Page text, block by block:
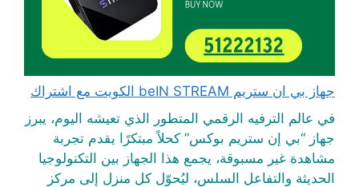
جهاز بي ان ستريم beIN STREAM الكويت مع اشتراك
في عالم الترفيه الرقمي المتطور الذي تعيشه اليوم، يبرز
جهاز “بي إن ستريم بوكس” كحلاً مبتكرًا يقدم تجربة
مشاهدة غير مسبوقة، يجمع هذا الجهاز بين التكنولوجيا
الحديثة والتفاعل السلس، ليُحوّل كل منزل إلى مركز